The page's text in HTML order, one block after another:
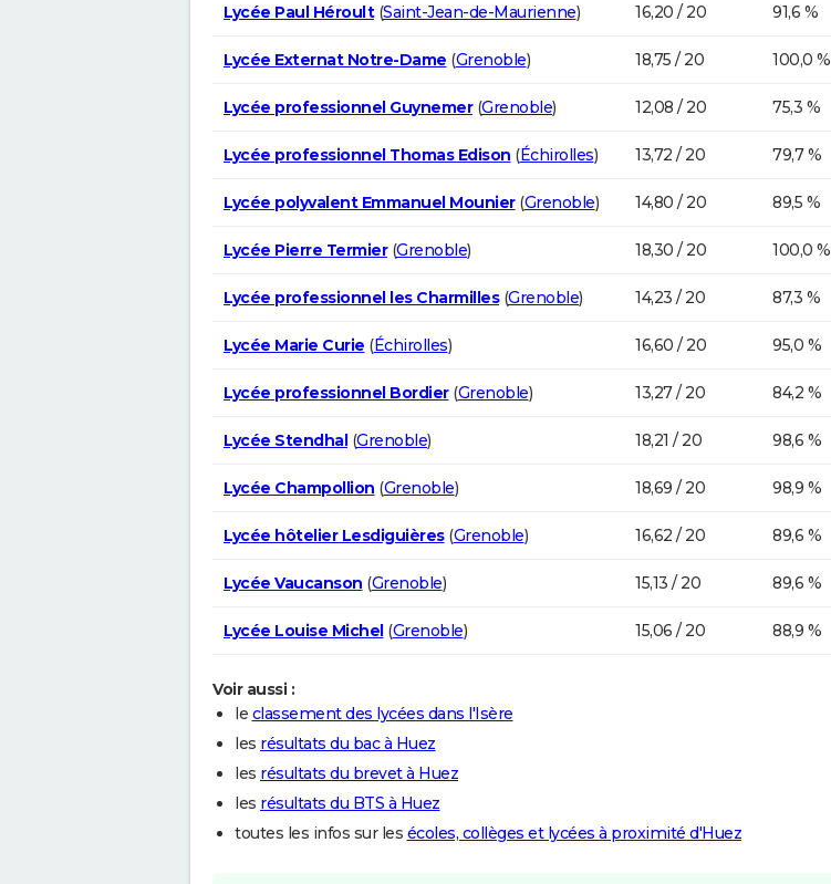
Lycée Paul Héroult(Saint-Jean-de-Maurienne) 16,20 / 20 91,6 %
Lycée Externat Notre-Dame (Grenoble) 18,75 / 20 100,0 %
Lycée professionnel Guynemer(Grenoble) 12,08 / 20 75,3 %
Lycée professionnel Thomas Edison (Échirolles) 13,72 / 20 79,7 %
Lycée polyvalent Emmanuel Mounier(Grenoble) 14,80 / 20 89,5 %
Lycée Pierre Termier(Grenoble) 18,30 / 20 100,0 %
Lycée professionnel les Charmilles(Grenoble) 14,23 / 20 87,3 %
Lycée Marie Curie (Échirolles) 16,60 / 20 95,0 %
Lycée professionnel Bordier(Grenoble) 13,27 / 20 84,2 %
Lycée Stendhal(Grenoble) 18,21 / 20 98,6 %
Lycée Champollion (Grenoble) 18,69 / 20 98,9 %
Lycée hôtelier Lesdiguières(Grenoble) 16,62 / 20 89,6 %
Lycée Vaucanson (Grenoble) 15,13 / 20 89,6 %
Lycée Louise Michel(Grenoble) 15,06 / 20 88,9 %
Voir aussi :
le classement des lycées dans l'Isère
les résultats du bac à Huez
les résultats du brevet à Huez
les résultats du BTS à Huez
toutes les infos sur les écoles, collèges et lycées à proximité d'Huez